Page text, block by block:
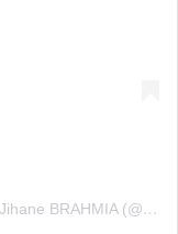
Une publication partagée par VITAMIN J • Jihane BRAHMIA (@vitaminj_)